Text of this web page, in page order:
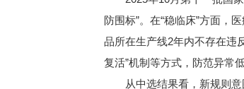
防围标”。在“稳临床”方面，
品所在生产线2年内不存在违
复活”机制等方式，防范异常
从中选结果看，新规则意